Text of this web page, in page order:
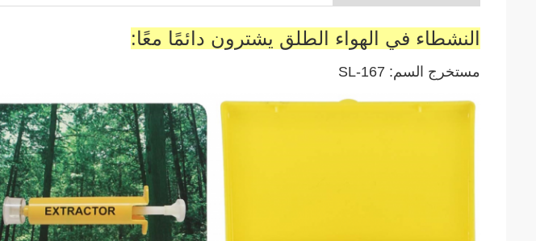
النشطاء في الهواء الطلق يشترون دائمًا معًا:
مستخرج السم: SL-167